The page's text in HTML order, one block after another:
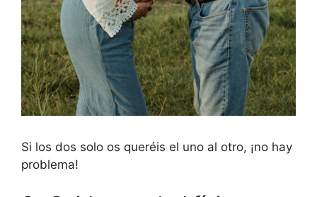
Si los dos solo os queréis el uno al otro, ¡no hay
problema!